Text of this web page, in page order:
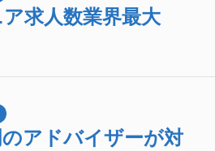
求人数業界最大
アドバイザーが対